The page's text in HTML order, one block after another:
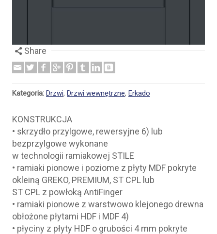
Share
Kategoria: Drzwi, Drzwi wewnętrzne, Erkado
KONSTRUKCJA
• skrzydło przylgowe, rewersyjne 6) lub
bezprzylgowe wykonane
w technologii ramiakowej STILE
• ramiaki pionowe i poziome z płyty MDF pokryte
okleiną GREKO, PREMIUM, ST CPL lub
ST CPL z powłoką AntiFinger
• ramiaki pionowe z warstwowo klejonego drewna
obłożone płytami HDF i MDF 4)
• płyciny z płyty HDF o grubości 4 mm pokryte